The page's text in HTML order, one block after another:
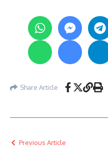
Share Article
Previous Article